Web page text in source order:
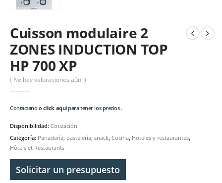
Cuisson modulaire 2
ZONES INDUCTION TOP
HP 700 XP
( No hay valoraciones aún. )
Contactano oclick aquipara tener los precios .
Disponibilidad: Cotización
Categoría: Panadería, pastelería, snack Cocina Hoteles y restaurantes
Hôtels et Restaurants
Solicitar un presupuesto